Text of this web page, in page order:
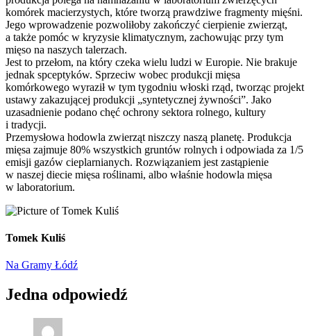
komórek macierzystych, które tworzą prawdziwe fragmenty mięśni.
Jego wprowadzenie pozwoliłoby zakończyć cierpienie zwierząt,
a także pomóc w kryzysie klimatycznym, zachowując przy tym
mięso na naszych talerzach.
Jest to przełom, na który czeka wielu ludzi w Europie. Nie brakuje
jednak spceptyków. Sprzeciw wobec produkcji mięsa
komórkowego wyraził w tym tygodniu włoski rząd, tworząc projekt
ustawy zakazującej produkcji „syntetycznej żywności”. Jako
uzasadnienie podano chęć ochrony sektora rolnego, kultury
i tradycji.
Przemysłowa hodowla zwierząt niszczy naszą planetę. Produkcja
mięsa zajmuje 80% wszystkich gruntów rolnych i odpowiada za 1/5
emisji gazów cieplarnianych. Rozwiązaniem jest zastąpienie
w naszej diecie mięsa roślinami, albo właśnie hodowla mięsa
w laboratorium.
Tomek Kuliś
Na Gramy Łódź
Jedna odpowiedź